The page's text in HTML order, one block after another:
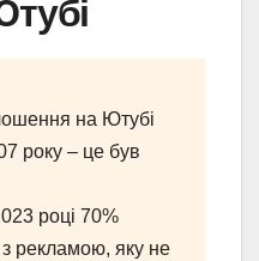
на Ютубі
року – це був
році 70%
з рекламою, яку не